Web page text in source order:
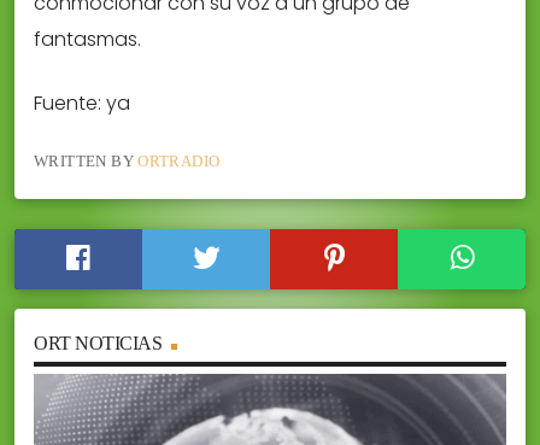
fantasmas.
Fuente: ya
WRITTEN BYORTRADIO
ORT NOTICIAS